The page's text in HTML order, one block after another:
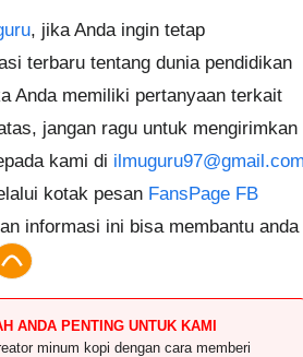
, jika Anda ingin tetap
terbaru tentang dunia pendidikan
Anda memiliki pertanyaan terkait
jangan ragu untuk mengirimkan
kami di
kotak pesan FansPage FB
informasi ini bisa membantu anda
ANDA PENTING UNTUK KAMI
minum kopi dengan cara memberi